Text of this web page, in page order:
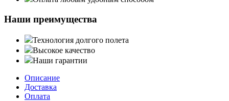
Наши преимущества
Технология долгого полета
Высокое качество
Наши гарантии
Описание
Доставка
Оплата